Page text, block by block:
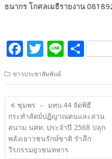
ธนากร โกศลเมธีรายงาน
F
e
b
o
o
k
T
itt
er
Li
e
S
ar
e
ข่าวประชาสัมพันธ์
แนะแนว
เรื่อง
ชุมพร – มทบ.44 จัดพิธี
กระทำสัตย์ปฏิญาณตนและสวน
สนาม นศท. ประจำปี 2568 ปลุก
พลังเยาวชนรักษ์ชาติ รำลึก
วีรกรรมยุวชนทหาร